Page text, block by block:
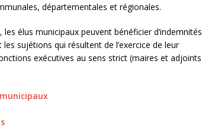
départementales et régionales.
élus municipaux peuvent bénéficier d’indemnités
sujétions qui résultent de l’exercice de leur
exécutives au sens strict (maires et adjoints